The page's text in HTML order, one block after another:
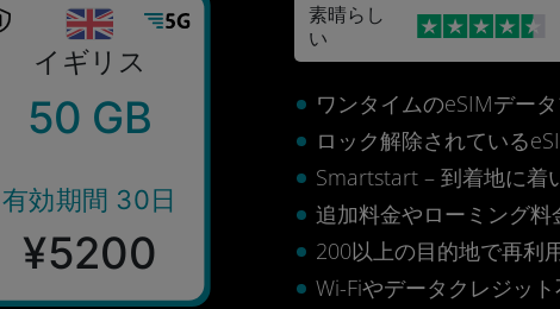
イギリス
50 GB
有効期間 30日
¥5200
素晴らし
い
ワンタイムのeSIMデータ
ロック解除されている
Smartstart – 到着地に着
追加料金やローミング料
200以上の目的地で再利
Wi-Fiやデータクレジッ